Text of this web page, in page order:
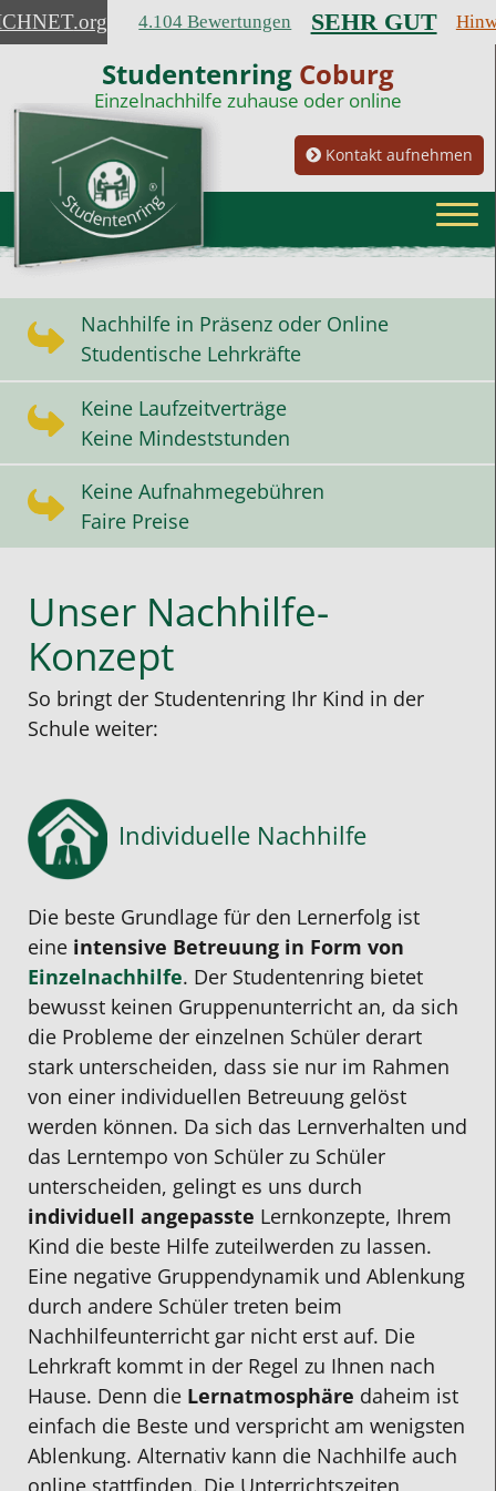
.org 4.104 Bewertungen SEHR GUT
Studentenring Coburg
Einzelnachhilfe zuhause oder online
Kontakt aufnehmen
Nachhilfe in Präsenz oder Online
Studentische Lehrkräfte
Keine Laufzeitverträge
Keine Mindeststunden
Keine Aufnahmegebühren
Faire Preise
Unser Nachhilfe-
Konzept
So bringt der Studentenring Ihr Kind in der
Schule weiter:
Individuelle Nachhilfe
Die beste Grundlage für den Lernerfolg ist
eine intensive Betreuung in Form von
Einzelnachhilfe. Der Studentenring bietet
bewusst keinen Gruppenunterricht an, da sich
die Probleme der einzelnen Schüler derart
stark unterscheiden, dass sie nur im Rahmen
von einer individuellen Betreuung gelöst
werden können. Da sich das Lernverhalten und
das Lerntempo von Schüler zu Schüler
unterscheiden, gelingt es uns durch
individuell angepasste Lernkonzepte, Ihrem
Kind die beste Hilfe zuteilwerden zu lassen.
Eine negative Gruppendynamik und Ablenkung
durch andere Schüler treten beim
Nachhilfeunterricht gar nicht erst auf. Die
Lehrkraft kommt in der Regel zu Ihnen nach
Hause. Denn die Lernatmosphäre daheim ist
einfach die Beste und verspricht am wenigsten
Ablenkung. Alternativ kann die Nachhilfe auch
online stattfinden. Die Unterrichtszeiten